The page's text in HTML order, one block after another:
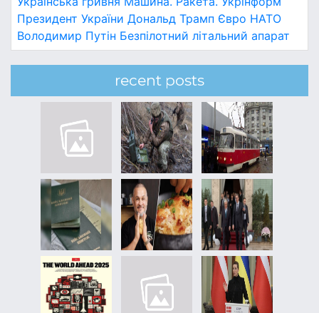
Президент України Дональд Трамп Євро НАТО
Володимир Путін Безпілотний літальний апарат
recent posts